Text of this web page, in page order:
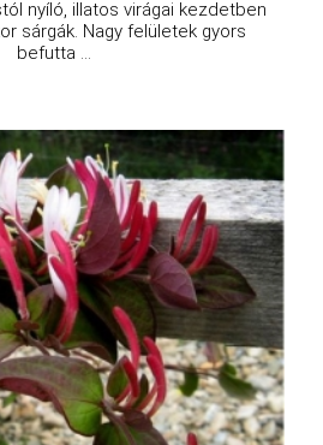
nyíló, illatos virágai kezdetben
sárgák. Nagy felületek gyors
befutta ...